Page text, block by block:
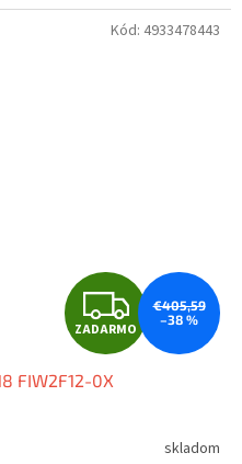
Z
A
ZADARMO
€405,59
–38 %
FIW2F12-0X
skladom
Kód: 4933478443